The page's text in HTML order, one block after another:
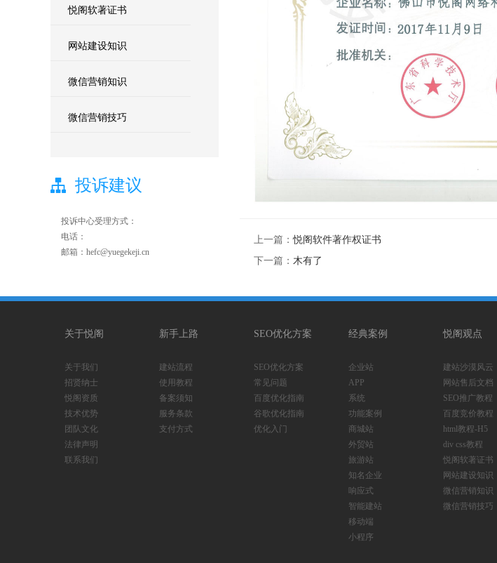
悦阁软著证书
网站建设知识
微信营销知识
微信营销技巧
投诉建议
投诉中心受理方式：
电话：
邮箱：hefc@yuegekeji.cn
上一篇：悦阁软件著作权证书
下一篇： 木有了
关于悦阁
关于我们
招贤纳士
悦阁资质
技术优势
团队文化
法律声明
联系我们
新手上路
建站流程
使用教程
备案须知
服务条款
支付方式
SEO优化方案
SEO优化方案
常见问题
百度优化指南
谷歌优化指南
优化入门
经典案例
企业站
APP
系统
功能案例
商城站
外贸站
旅游站
知名企业
响应式
智能建站
移动端
小程序
悦阁观点
建站沙漠风云
网站售后文档
SEO推广教程
百度竞价教程
html教程-H5
div css教程
悦阁软著证书
网站建设知识
微信营销知识
微信营销技巧